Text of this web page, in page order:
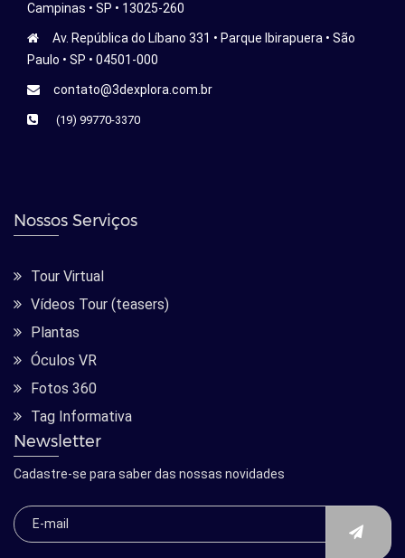
Campinas • SP • 13025-260
Av. República do Líbano 331 • Parque Ibirapuera • São
Paulo • SP • 04501-000
contato@3dexplora.com.br
(19) 99770-3370
Nossos Serviços
Tour Virtual
Vídeos Tour (teasers)
Plantas
Óculos VR
Fotos 360
Tag Informativa
Newsletter
Cadastre-se para saber das nossas novidades